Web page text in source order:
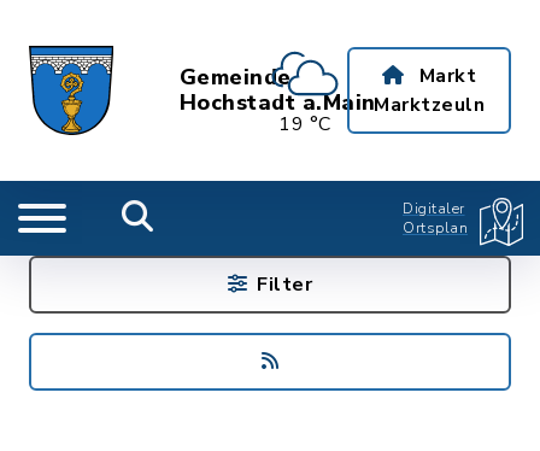
Gemeinde
Hochstadt a.Main
19 °C
Markt
Marktzeuln
Digitaler
Ortsplan
Filter